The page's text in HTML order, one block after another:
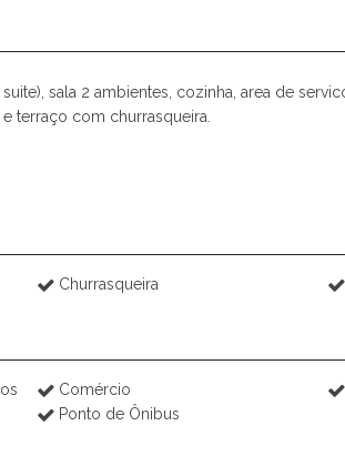
Vista Linda
sala 2 ambientes, cozinha, area de
terraço com churrasqueira.
Churrasqueira
Comércio
Ponto de Ônibus